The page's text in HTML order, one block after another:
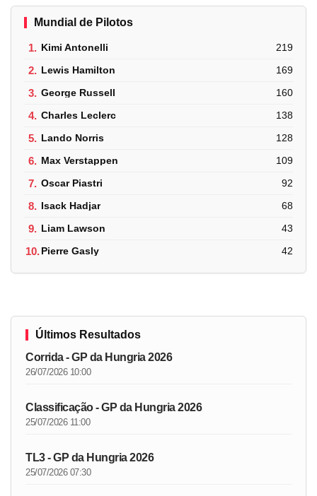
Mundial de Pilotos
1. Kimi Antonelli 219
2. Lewis Hamilton 169
3. George Russell 160
4. Charles Leclerc 138
5. Lando Norris 128
6. Max Verstappen 109
7. Oscar Piastri 92
8. Isack Hadjar 68
9. Liam Lawson 43
10.Pierre Gasly 42
Últimos Resultados
Corrida - GP da Hungria 2026
26/07/2026 10:00
Classificação - GP da Hungria 2026
25/07/2026 11:00
TL3 - GP da Hungria 2026
25/07/2026 07:30